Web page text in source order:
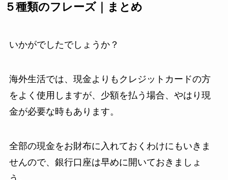
５種類のフレーズ｜まとめ
いかがでしたでしょうか？
海外生活では、現金よりもクレジットカードの方
をよく使用しますが、少額を払う場合、やはり現
金が必要な時もあります。
全部の現金をお財布に入れておくわけにもいきま
せんので、銀行口座は早めに開いておきましょ